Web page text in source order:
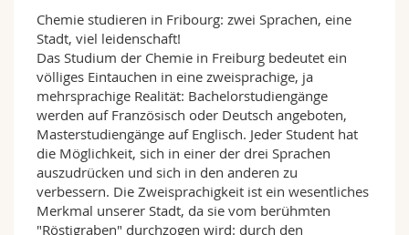
Chemie studieren in Fribourg: zwei Sprachen, eine
Stadt, viel leidenschaft!
Das Studium der Chemie in Freiburg bedeutet ein
völliges Eintauchen in eine zweisprachige, ja
mehrsprachige Realität: Bachelorstudiengänge
werden auf Französisch oder Deutsch angeboten,
Masterstudiengänge auf Englisch. Jeder Student hat
die Möglichkeit, sich in einer der drei Sprachen
auszudrücken und sich in den anderen zu
verbessern. Die Zweisprachigkeit ist ein wesentliches
Merkmal unserer Stadt, da sie vom berühmten
"Röstigraben" durchzogen wird: durch den